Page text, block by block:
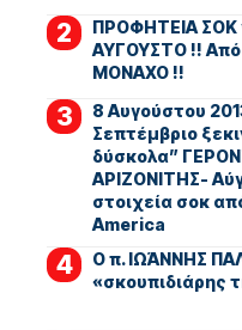
ΠΡΟΦΗΤΕΙΑ ΣΟΚ
ΑΥΓΟΥΣΤΟ !!
ΜΟΝΑΧΟ !!
8 Αυγούστου
Σεπτέμβριο
δύσκολα”
ΑΡΙΖΟΝΙΤΗΣ-
στοιχεία σοκ
America
Ο π. ΙΩΆΝΝΗΣ
«σκουπιδιάρης